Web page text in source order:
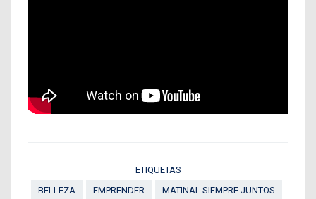
ETIQUETAS
BELLEZA
EMPRENDER MATINAL SIEMPRE JUNTOS